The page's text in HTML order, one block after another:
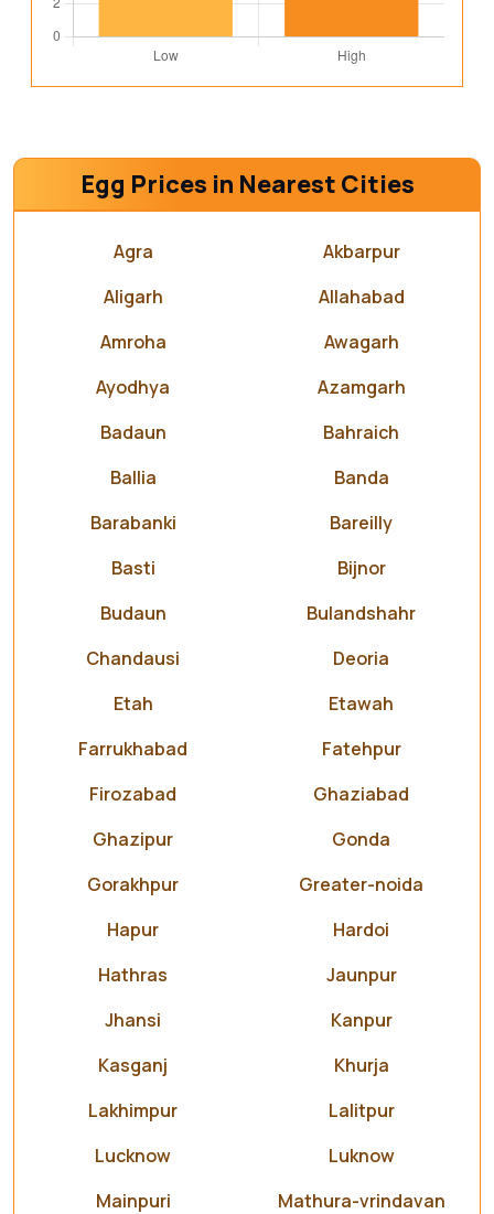
Egg Prices in Nearest Cities
Agra
Akbarpur
Aligarh
Allahabad
Amroha
Awagarh
Ayodhya
Azamgarh
Badaun
Bahraich
Ballia
Banda
Barabanki
Bareilly
Basti
Bijnor
Budaun
Bulandshahr
Chandausi
Deoria
Etah
Etawah
Farrukhabad
Fatehpur
Firozabad
Ghaziabad
Ghazipur
Gonda
Gorakhpur
Greater-noida
Hapur
Hardoi
Hathras
Jaunpur
Jhansi
Kanpur
Kasganj
Khurja
Lakhimpur
Lalitpur
Lucknow
Luknow
Mainpuri
Mathura-vrindavan